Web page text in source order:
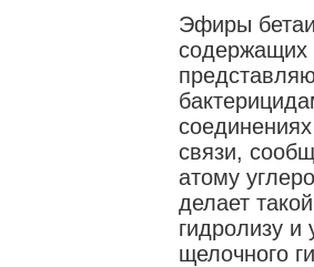
Эфиры
содержащих
связи,
атому
делает
гидролизу и
щелочного